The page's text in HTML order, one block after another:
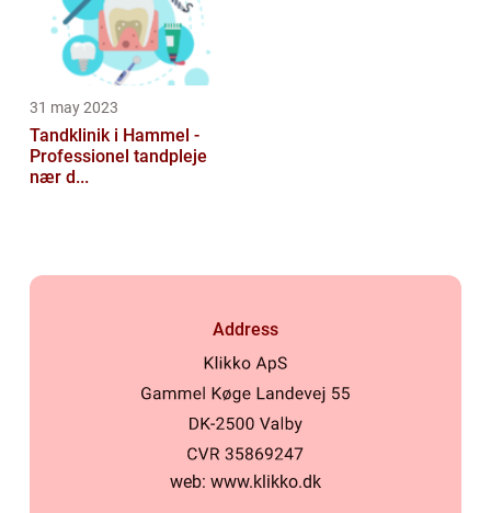
31 may 2023
Tandklinik i Hammel -
Professionel tandpleje
nær d...
Address
web: www.klikko.dk